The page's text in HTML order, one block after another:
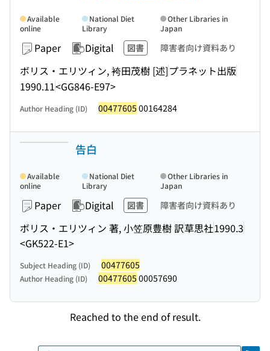
Paper Digital 図書 障害者向け資料あり
ボリス・エリツィン, 袴田茂樹 [述]プラネット出版
1990.11<GG846-E97>
Available
online
National Diet
Library
Other Libraries in
Japan
Author Heading (ID) 00477605 00164284
告白
Paper Digital 図書 障害者向け資料あり
ボリス・エリツィン 著, 小笠原豊樹 訳草思社1990.3
<GK522-E1>
Available
online
National Diet
Library
Other Libraries in
Japan
Subject Heading (ID) 00477605
Author Heading (ID) 00477605 00057690
Reached to the end of result.